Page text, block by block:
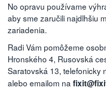
No opravu používame
aby sme zaručili najdlhšiu
zariadenia.
Radi Vám pomôžeme
Hronského 4, Rusovská
Saratovská 13, telefonicky
alebo emailom na